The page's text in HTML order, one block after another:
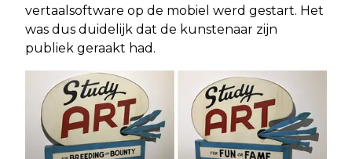
vertaalsoftware op de mobiel werd gestart. Het
was dus duidelijk dat de kunstenaar zijn
publiek geraakt had.